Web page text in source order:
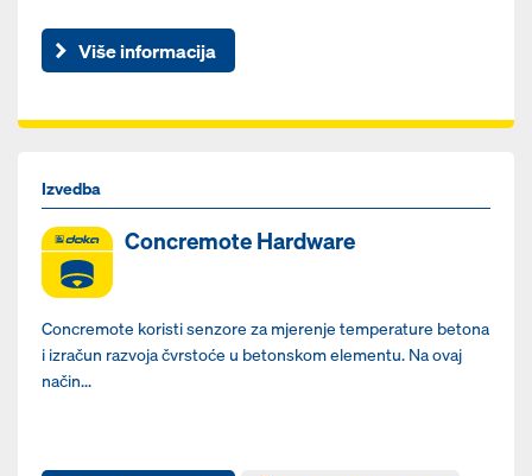
Više informacija
Izvedba
Concremote Hardware
Concremote koristi senzore za mjerenje temperature betona
i izračun razvoja čvrstoće u betonskom elementu. Na ovaj
način...